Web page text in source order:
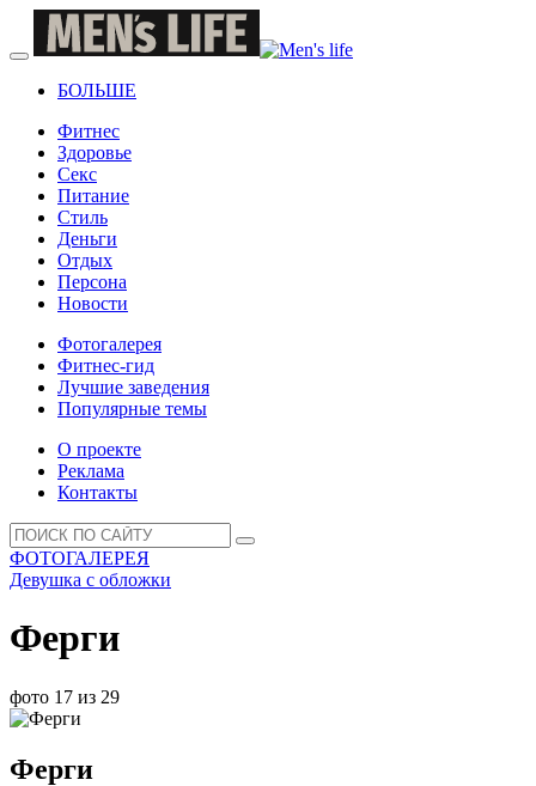
БОЛЬШЕ
Фитнес
Здоровье
Секс
Питание
Стиль
Деньги
Отдых
Персона
Новости
Фотогалерея
Фитнес-гид
Лучшие заведения
Популярные темы
О проекте
Реклама
Контакты
ФОТОГАЛЕРЕЯ
Девушка с обложки
Ферги
фото 17 из 29
Ферги